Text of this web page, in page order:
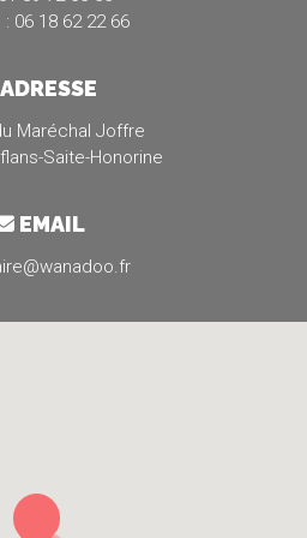
06 18 62 22 66
ADRESSE
Maréchal Joffre
Saite-Honorine
EMAIL